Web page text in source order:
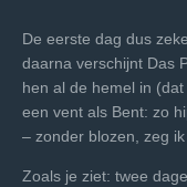
De eerste dag dus
daarna verschijnt Das
hen al de hemel in
een vent als Bent: zo
– zonder blozen, zeg ik
Zoals je ziet: twee